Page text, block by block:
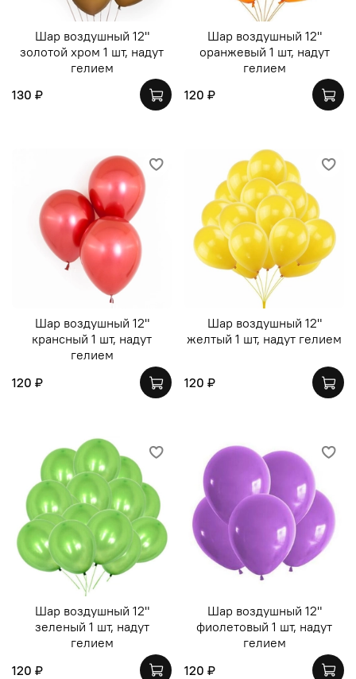
Шар воздушный 12"
золотой хром 1 шт, надут
гелием
130 ₽
Шар воздушный 12"
оранжевый 1 шт, надут
гелием
120 ₽
Шар воздушный 12"
крансный 1 шт, надут
гелием
120 ₽
Шар воздушный 12"
желтый 1 шт, надут гелием
120 ₽
Шар воздушный 12"
зеленый 1 шт, надут
гелием
120 ₽
Шар воздушный 12"
фиолетовый 1 шт, надут
гелием
120 ₽